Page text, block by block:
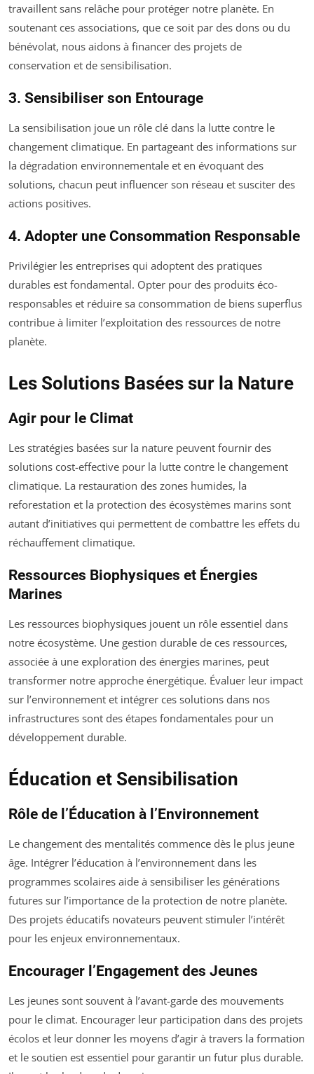
travaillent sans relâche pour protéger notre planète. En
soutenant ces associations, que ce soit par des dons ou du
bénévolat, nous aidons à financer des projets de
conservation et de sensibilisation.
3. Sensibiliser son Entourage
La sensibilisation joue un rôle clé dans la lutte contre le
changement climatique. En partageant des informations sur
la dégradation environnementale et en évoquant des
solutions, chacun peut influencer son réseau et susciter des
actions positives.
4. Adopter une Consommation Responsable
Privilégier les entreprises qui adoptent des pratiques
durables est fondamental. Opter pour des produits éco-
responsables et réduire sa consommation de biens superflus
contribue à limiter l’exploitation des ressources de notre
planète.
Les Solutions Basées sur la Nature
Agir pour le Climat
Les stratégies basées sur la nature peuvent fournir des
solutions cost-effective pour la lutte contre le changement
climatique. La restauration des zones humides, la
reforestation et la protection des écosystèmes marins sont
autant d’initiatives qui permettent de combattre les effets du
réchauffement climatique.
Ressources Biophysiques et Énergies
Marines
Les ressources biophysiques jouent un rôle essentiel dans
notre écosystème. Une gestion durable de ces ressources,
associée à une exploration des énergies marines, peut
transformer notre approche énergétique. Évaluer leur impact
sur l’environnement et intégrer ces solutions dans nos
infrastructures sont des étapes fondamentales pour un
développement durable.
Éducation et Sensibilisation
Rôle de l’Éducation à l’Environnement
Le changement des mentalités commence dès le plus jeune
âge. Intégrer l’éducation à l’environnement dans les
programmes scolaires aide à sensibiliser les générations
futures sur l’importance de la protection de notre planète.
Des projets éducatifs novateurs peuvent stimuler l’intérêt
pour les enjeux environnementaux.
Encourager l’Engagement des Jeunes
Les jeunes sont souvent à l’avant-garde des mouvements
pour le climat. Encourager leur participation dans des projets
écolos et leur donner les moyens d’agir à travers la formation
et le soutien est essentiel pour garantir un futur plus durable.